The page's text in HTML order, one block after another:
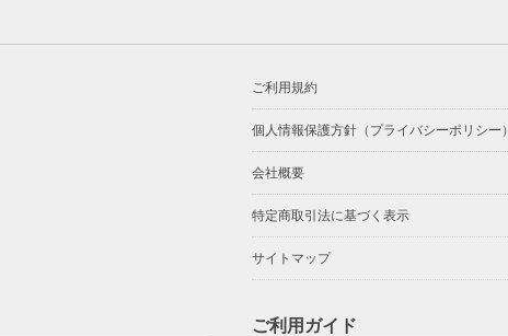
ご利用規約
個人情報保護方針（プライバシーポリシー）
会社概要
特定商取引法に基づく表示
サイトマップ
ご利用ガイド